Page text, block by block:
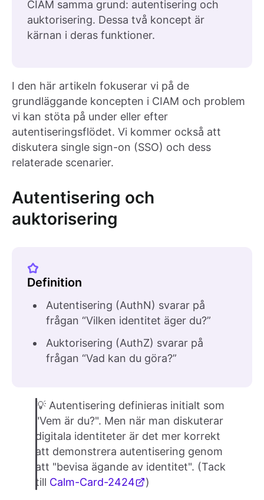
CIAM samma grund: autentisering och
auktorisering. Dessa två koncept är
kärnan i deras funktioner.
I den här artikeln fokuserar vi på de
grundläggande koncepten i CIAM och problem
vi kan stöta på under eller efter
autentiseringsflödet. Vi kommer också att
diskutera single sign-on (SSO) och dess
relaterade scenarier.
Autentisering och
auktorisering
Definition
Autentisering (AuthN) svarar på
frågan “Vilken identitet äger du?”
Auktorisering (AuthZ) svarar på
frågan “Vad kan du göra?”
💡 Autentisering definieras initialt som
"Vem är du?". Men när man diskuterar
digitala identiteter är det mer korrekt
att demonstrera autentisering genom
att "bevisa ägande av identitet". (Tack
till Calm-Card-2424 )